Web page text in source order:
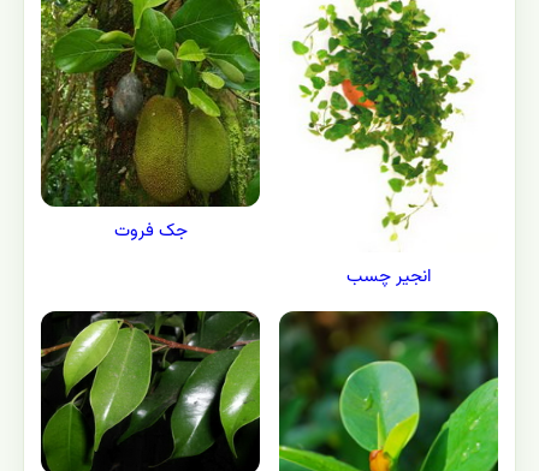
انجیر چسب
جک فروت